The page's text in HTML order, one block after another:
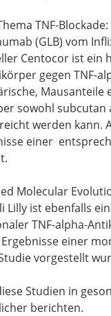
TNF-
(GLB) vom
Centocor ist ein
gegen TNF-
Mausanteile
sowohl subcutan
werden kann.
einer
Molecular
Lilly ist ebenfalls
TNF-alpha-
einer
vorgestellt
Studien in
berichten.